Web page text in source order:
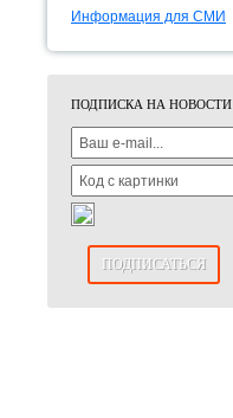
Информация для СМИ
ПОДПИСКА НА НОВОСТИ
ПОДПИСАТЬСЯ